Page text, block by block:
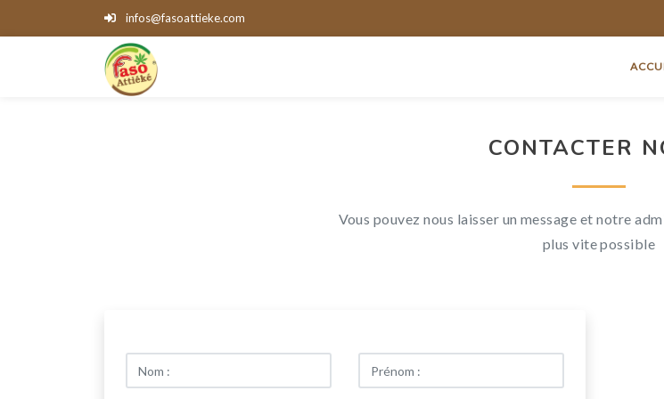
infos@fasoattieke.com
CONTACTER
Vous pouvez nous laisser un message et notre
plus vite possible